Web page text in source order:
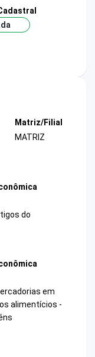
Matriz/Filial
MATRIZ
do
em
alimentícios -